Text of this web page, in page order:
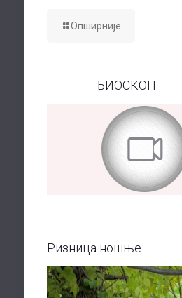
Опширније
БИОСКОП
Ризница ношње